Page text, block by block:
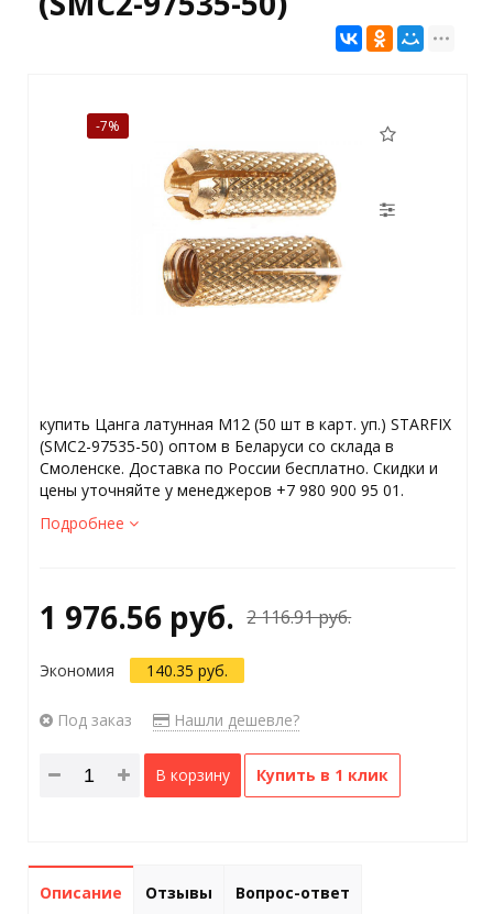
-7%
купить Цанга латунная М12 (50 шт в карт. уп.) STARFIX
(SMC2-97535-50) оптом в Беларуси со склада в
Смоленске. Доставка по России бесплатно. Скидки и
цены уточняйте у менеджеров +7 980 900 95 01.
Подробнее
1 976.56 руб. 2 116.91 руб.
Экономия 140.35 руб.
Под заказ Нашли дешевле?
В корзину Купить в 1 клик
Описание Отзывы Вопрос-ответ